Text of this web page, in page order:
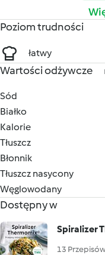
Poziom trudności
łatwy
Wartości odżywcze
Sód
Białko
Kalorie
Tłuszcz
Błonnik
Tłuszcz nasycony
Węglowodany
Dostępny w
13